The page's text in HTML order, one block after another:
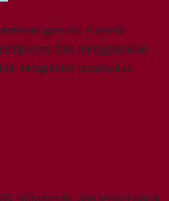
gambar. Kamera
data menggunakan
mengontrol pergerakan